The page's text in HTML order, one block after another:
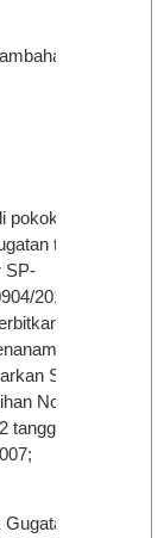
Nilai
pokok sengketa
terhadap
SP-
2012 tanggal 25
oleh Kantor
Modal
Surat Tagihan
Nomor
tanggal 26 Juli
Lainnya